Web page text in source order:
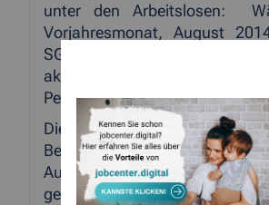
unter den Arbeitslosen:
Vorjahresmonat, August
SGB-II-Arbeitslose Ausländer
aktuell der Ausländeranteil
Personen 29,0%.
Die
hochgerechnete
Bedarfsgemeinschaften
August 2015 auf
gegenüber Aug.